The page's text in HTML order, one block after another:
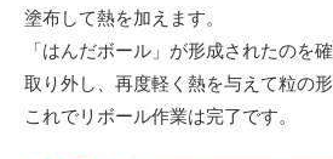
塗布して熱を加えます。
「はんだボール」が形成されたのを
取り外し、再度軽く熱を与えて粒の形
これでリボール作業は完了です。